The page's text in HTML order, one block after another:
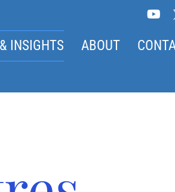
INSIGHTS ABOUT